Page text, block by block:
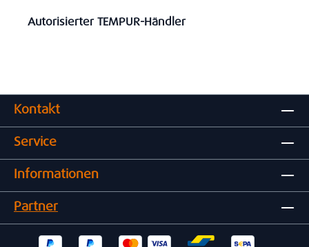
Autorisierter TEMPUR-Händler
Kontakt
Service
Informationen
Partner